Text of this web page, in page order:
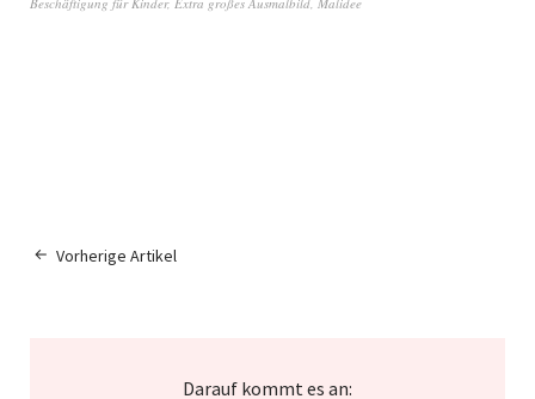
Vorherige Artikel
Darauf kommt es an: